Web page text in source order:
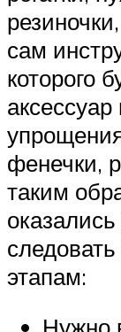
сам
которого
фенечки,
таким
этапам: